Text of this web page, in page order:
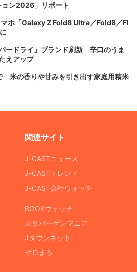
ン2026」リポート
ホ「Galaxy Z Fold8 Ultra／Fold8／Fl
ードライ」ブランド刷新 辛口のうま
えアップ
米の香りや甘みを引き出す家庭用精米
関連サイト
J-CASTニュース
J-CASTトレンド
J-CAST会社ウォッチ
BOOKウォッチ
東京バーゲンマニア
Jタウンネット
ゼロまる